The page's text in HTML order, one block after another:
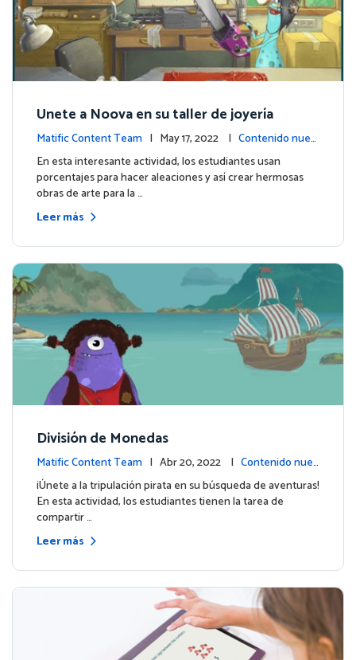
Unete a Noova en su taller de joyería
Matific Content Team | May 17, 2022 | Contenido nuev
o
En esta interesante actividad, los estudiantes usan
porcentajes para hacer aleaciones y así crear hermosas
obras de arte para la …
Leer más
División de Monedas
Matific Content Team | Abr 20, 2022 | Contenido nuev
o
¡Únete a la tripulación pirata en su búsqueda de aventuras!
En esta actividad, los estudiantes tienen la tarea de
compartir …
Leer más